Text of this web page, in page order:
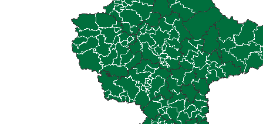
Brücken-Hackpfüffel
Bülstringen
Burg, Stadt
Burgstall
Calbe (Saale), Stadt
Coswig (Anhalt), Stadt